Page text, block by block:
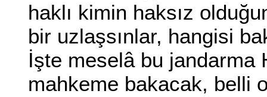
haklı kimin haksız
bir uzlaşsınlar, hangisi
İşte meselâ bu jandarma
mahkeme bakacak, belli